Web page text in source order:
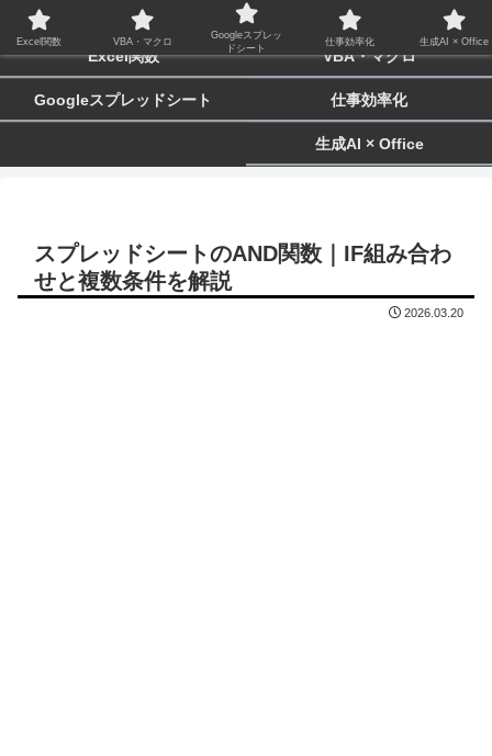
biz-tactics
Excel関数 VBA・マクロ
Googleスプレッドシート 仕事効率化
生成AI × Office
スプレッドシートのAND関数｜IF組み合わ
せと複数条件を解説
2026.03.20
Excel関数 VBA・マクロ
Googleスプレッ
ドシート
仕事効率化 生成AI × Office